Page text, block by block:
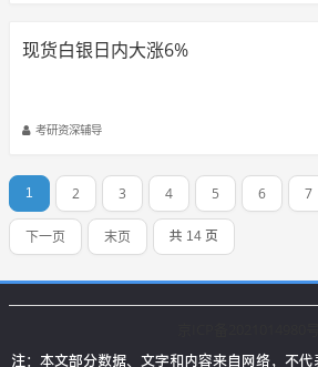
现货白银日内大涨6%
考研资深辅导
1 2 3 4 5 6 7
下一页 末页 共 14 页
注：本文部分数据、文字和内容来自网络，不代